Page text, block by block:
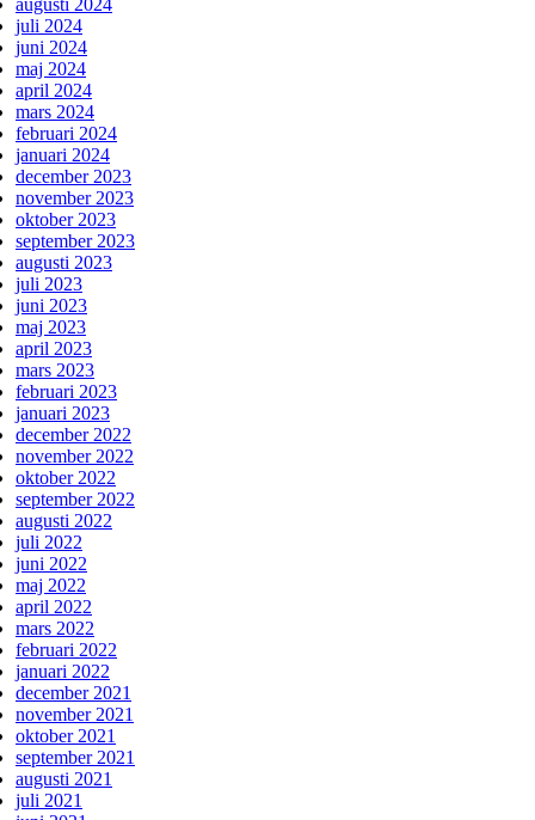
juli 2024
juni 2024
maj 2024
april 2024
mars 2024
februari 2024
januari 2024
december 2023
november 2023
oktober 2023
september 2023
augusti 2023
juli 2023
juni 2023
maj 2023
april 2023
mars 2023
februari 2023
januari 2023
december 2022
november 2022
oktober 2022
september 2022
augusti 2022
juli 2022
juni 2022
maj 2022
april 2022
mars 2022
februari 2022
januari 2022
december 2021
november 2021
oktober 2021
september 2021
augusti 2021
juli 2021